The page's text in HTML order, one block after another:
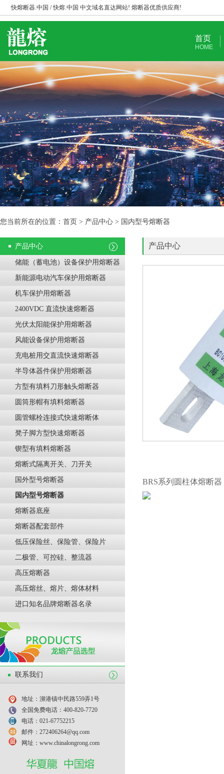
快熔断器.中国 / 快熔.中国 中文域名直达网站! 熔断器优质供应商!
首页
HOME
您当前所在的位置：首页 > 产品中心 > 国内型号熔断器
产品中心
储能（蓄电池）设备保护用熔断器
新能源电动汽车保护用熔断器
机车保护用熔断器
2400VDC 直流快速熔断器
光伏太阳能保护用熔断器
风能设备保护用熔断器
充电桩用交直流快速熔断器
半导体器件保护用熔断器
方型有填料刀形触头熔断器
圆筒形帽有填料熔断器
圆管螺栓连接式快速熔断体
凳子脚方型快速熔断器
锲型有填料熔断器
熔断式隔离开关、刀开关
国外型号熔断器
国内型号熔断器
熔断器底座
熔断器配套部件
低压保险丝、保险管、保险片
二极管、可控硅、整流器
高压熔断器
高压熔丝、熔片、熔体材料
进口知名品牌熔断器名录
联系我们
地址：泖港镇中民路559弄1号
全国免费电话：400-820-7720
电话：021-67752215
邮件：272406264@qq.com
网址：www.chinalongrong.com
产品中心
BRS系列圆柱体熔断器